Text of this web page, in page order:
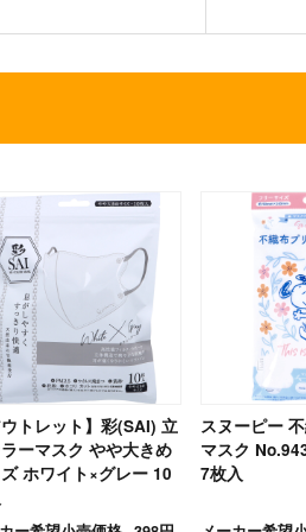
ウトレット】彩(SAI) 立
ーマスク やや大きめ
ホワイト×グレー 10
スヌーピー
マスク
7枚入